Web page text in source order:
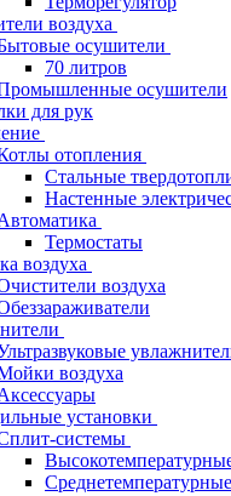
воздуха
осушители
70 литров
осушители
для рук
отопления
Стальные
Настенные
Термостаты
воздуха
воздуха
воздуха
установки
системы
Среднетемпературные